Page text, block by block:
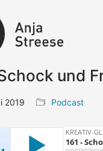
und
2019 Podcast